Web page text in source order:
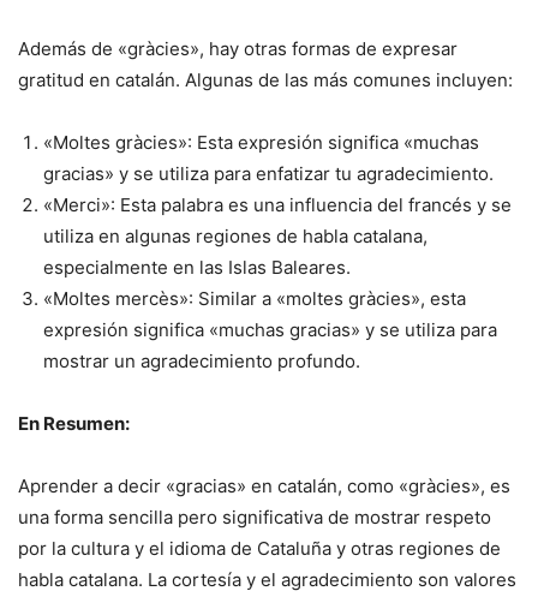
Además de «gràcies», hay otras formas de expresar
gratitud en catalán. Algunas de las más comunes incluyen:
«Moltes gràcies»: Esta expresión significa «muchas
gracias» y se utiliza para enfatizar tu agradecimiento.
«Merci»: Esta palabra es una influencia del francés y se
utiliza en algunas regiones de habla catalana,
especialmente en las Islas Baleares.
«Moltes mercès»: Similar a «moltes gràcies», esta
expresión significa «muchas gracias» y se utiliza para
mostrar un agradecimiento profundo.
En Resumen:
Aprender a decir «gracias» en catalán, como «gràcies», es
una forma sencilla pero significativa de mostrar respeto
por la cultura y el idioma de Cataluña y otras regiones de
habla catalana. La cortesía y el agradecimiento son valores